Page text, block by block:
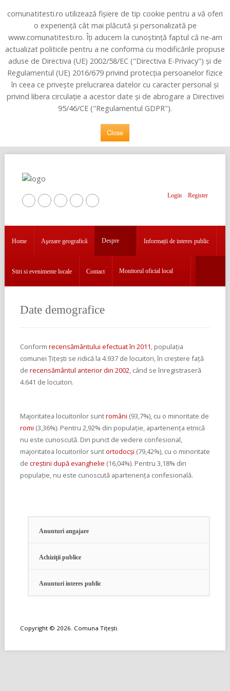
comunatitesti.ro utilizează fișiere de tip cookie pentru a vă oferi
o experiență cât mai plăcută și personalizată pe
www.comunatitesti.ro. Îți aducem la cunoștință faptul că ne-am
actualizat politicile pentru a ne conforma cu modificările propuse
aduse de Directiva (UE) 2002/58/EC ("Directiva E-Privacy") şi de
Regulamentul (UE) 2016/679 privind protecţia persoanelor fizice
în ceea ce priveşte prelucrarea datelor cu caracter personal şi
privind libera circulaţie a acestor date şi de abrogare a Directivei
95/46/CE ("Regulamentul GDPR").
Close
Home
geografică
Informații
interes
public
evenimente
Contact
oficial
local
Register
Login
Home Aşezare geografică Despre Informații de interes public
Stiri si evenimente locale Contact Monitorul oficial local
Date demografice
Conform recensământului efectuat în 2011, populația
comunei Țițești se ridică la 4.937 de locuitori, în creștere față
de recensământul anterior din 2002, când se înregistraseră
4.641 de locuitori.
Majoritatea locuitorilor suntromâni (93,7%), cu o minoritate de
romi (3,36%). Pentru 2,92% din populație, apartenența etnică
nu este cunoscută. Din punct de vedere confesional,
majoritatea locuitorilor suntortodocși (79,42%), cu o minoritate
de creștini după evanghelie (16,04%). Pentru 3,18% din
populație, nu este cunoscută apartenența confesională.
Anunturi angajare
Achiziţii publice
Anunturi interes public
Copyright © 2026. Comuna Tiţeşti.